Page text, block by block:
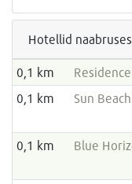
Hotellid naabruses
0,1 km
0,1 km
Sun
0,1 km
Blue